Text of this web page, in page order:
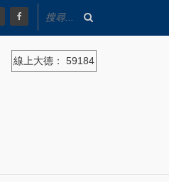
線上大德： 59184